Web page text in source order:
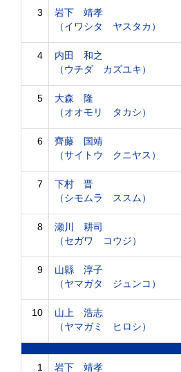
3
岩下 靖孝
（イワシタ ヤスタカ）
4
内田 和之
（ウチダ カズユキ）
5
大森 隆
（オオモリ タカシ）
6
齊藤 国靖
（サイトウ クニヤス）
7
下村 晋
（シモムラ ススム）
8
瀬川 耕司
（セガワ コウジ）
9
山縣 淳子
（ヤマガタ ジュンコ）
10
山上 浩志
（ヤマガミ ヒロシ）
1 岩下 靖孝